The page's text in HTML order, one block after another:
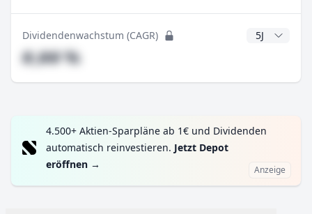
Dividendenwachstum (CAGR) CAGR Jahre
#,## %
4.500+ Aktien-Sparpläne ab 1€ und Dividenden
automatisch reinvestieren. Jetzt Depot
eröffnen → Anzeige